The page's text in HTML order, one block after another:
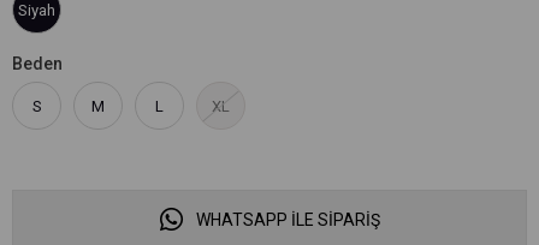
Siyah
Beden
S M L XL
WHATSAPP İLE SİPARİŞ